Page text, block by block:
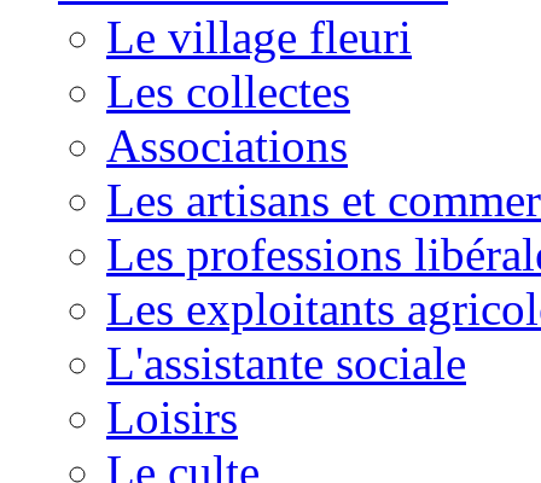
Le village fleuri
Les collectes
Associations
Les artisans et
Les professions
Les exploitants
L'assistante sociale
Loisirs
Le culte